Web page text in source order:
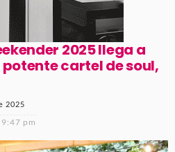
2025 llega a
cartel de soul,
2025
pm